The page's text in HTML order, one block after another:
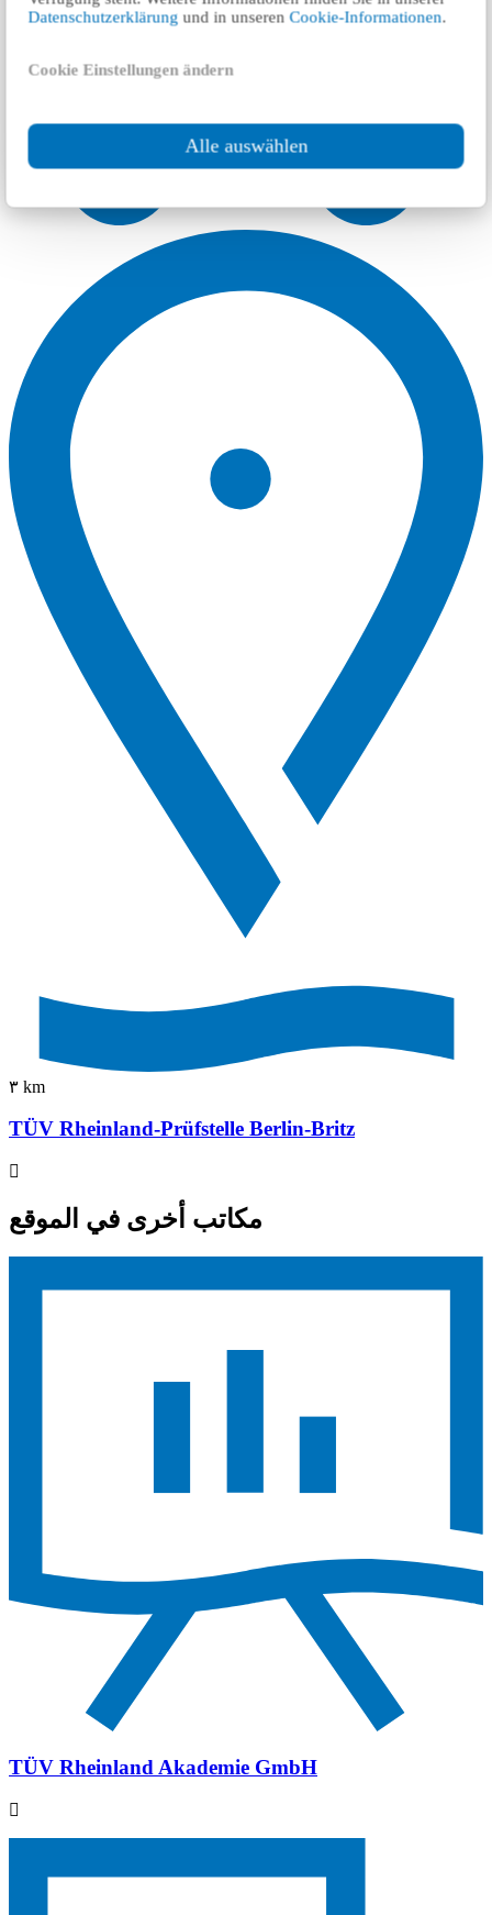
Datenschutzerklärung und in unserenCookie-Informationen.
Cookie Einstellungen ändern
Alle auswählen
٣ km
TÜV Rheinland-Prüfstelle Berlin-Britz
مكاتب أخرى في الموقع
TÜV Rheinland Akademie GmbH